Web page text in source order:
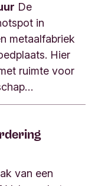
De
in
metaalfabriek
Hier
ruimte voor
van een